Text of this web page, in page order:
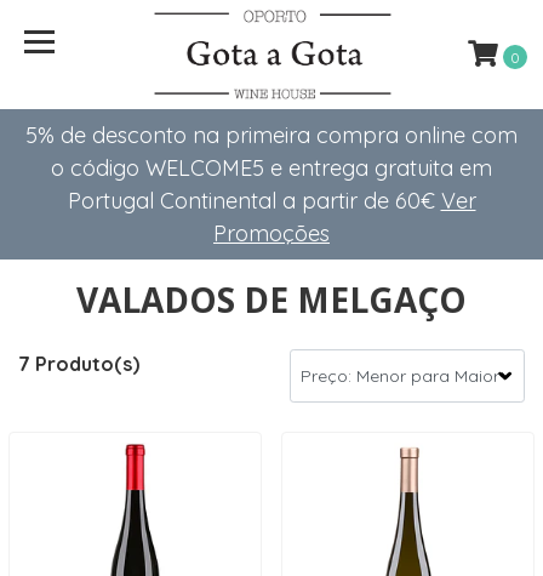
5% de desconto na primeira compra online com
o código WELCOME5 e entrega gratuita em
Portugal Continental a partir de 60€ Ver
Promoções
0
VALADOS DE MELGAÇO
7 Produto(s)